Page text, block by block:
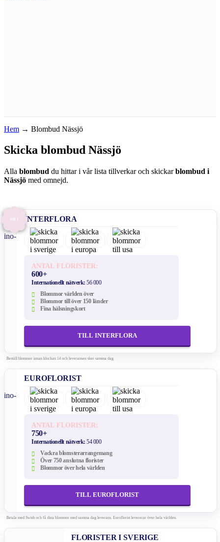
Hem → Blombud Nässjö
Skicka blombud Nässjö
Alla blombud du hittar i vår lista tillverkar och skickarblombud i
Nässjö med omnejd.
NR 1 INTERFLORA
ANTAL FLORISTER:
600+
Internationellt nätverk:56 000
Blommor världen över
Blommor till över 150 länder
Fina hälsningskort
TILL INTERFLORA
Beställ blommor innan klockan 14 och leveransen sker samma dag.
EUROFLORIST
ANTAL FLORISTER:
750+
Internationellt nätverk:54 000
Vackra blomsterarrangemang
Över 750 anslutna florister
Blommor över hela världen
TILL EUROFLORIST
Betala med Swish och få dina blommor med samma dag leverans. Euroflorist levererar över hela världen.
FLORISTER I SVERIGE